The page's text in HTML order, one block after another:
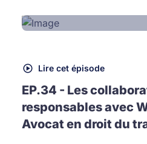
Lire cet épisode
EP.34 - Les
responsables avec
Avocat en droit du